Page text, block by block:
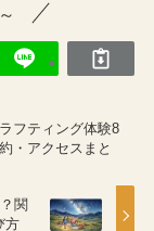
フティング体験8
・アクセスまと
関
方